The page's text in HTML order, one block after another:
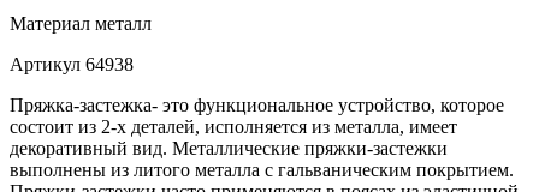
Материал металл
Артикул 64938
Пряжка-застежка- это функциональное устройство, которое
состоит из 2-х деталей, исполняется из металла, имеет
декоративный вид. Металлические пряжки-застежки
выполнены из литого металла с гальваническим покрытием.